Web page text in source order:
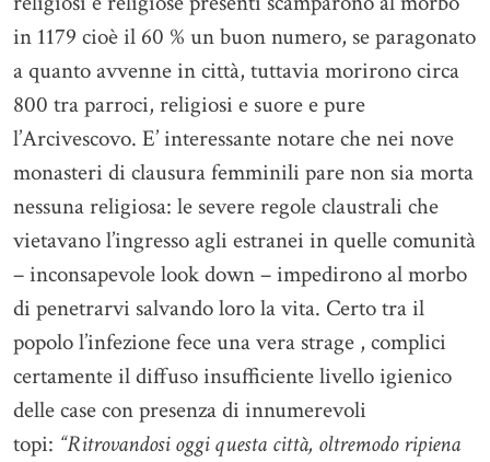
in 1179 cioè il 60 % un buon numero, se paragonato
a quanto avvenne in città, tuttavia morirono circa
800 tra parroci, religiosi e suore e pure
l’Arcivescovo. E’ interessante notare che nei nove
monasteri di clausura femminili pare non sia morta
nessuna religiosa: le severe regole claustrali che
vietavano l’ingresso agli estranei in quelle comunità
– inconsapevole look down – impedirono al morbo
di penetrarvi salvando loro la vita. Certo tra il
popolo l’infezione fece una vera strage , complici
certamente il diffuso insufficiente livello igienico
delle case con presenza di innumerevoli
topi: “Ritrovandosi oggi questa città, oltremodo ripiena